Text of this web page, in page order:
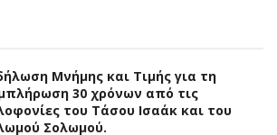
Μνήμης και Τιμής για τη
30 χρόνων από τις
του Τάσου Ισαάκ και του
Σολωμού.